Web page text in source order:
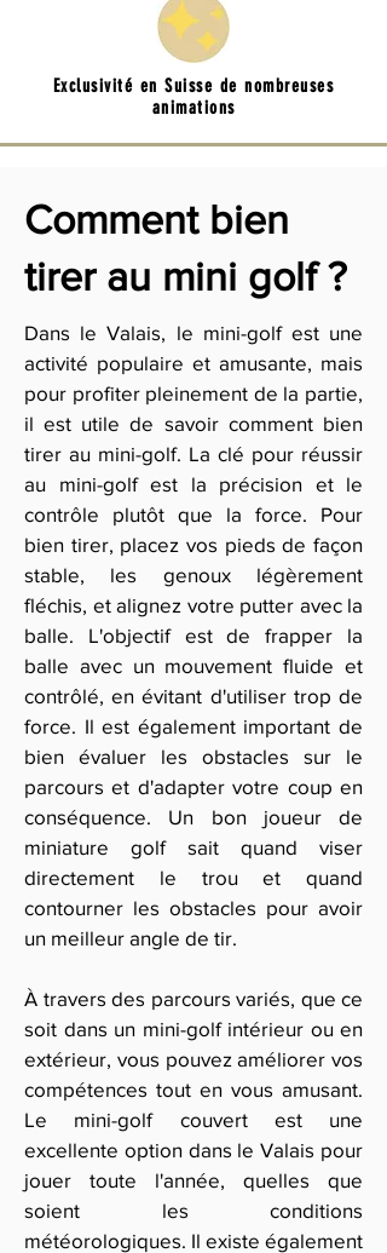
Exclusivité en Suisse de nombreuses
animations
Comment bien
tirer au mini golf ?
Dans le Valais, le mini-golf est une
activité populaire et amusante, mais
pour profiter pleinement de la partie,
il est utile de savoir comment bien
tirer au mini-golf. La clé pour réussir
au mini-golf est la précision et le
contrôle plutôt que la force. Pour
bien tirer, placez vos pieds de façon
stable, les genoux légèrement
fléchis, et alignez votre putter avec la
balle. L'objectif est de frapper la
balle avec un mouvement fluide et
contrôlé, en évitant d'utiliser trop de
force. Il est également important de
bien évaluer les obstacles sur le
parcours et d'adapter votre coup en
conséquence. Un bon joueur de
miniature golf sait quand viser
directement le trou et quand
contourner les obstacles pour avoir
un meilleur angle de tir.
À travers des parcours variés, que ce
soit dans un mini-golf intérieur ou en
extérieur, vous pouvez améliorer vos
compétences tout en vous amusant.
Le mini-golf couvert est une
excellente option dans le Valais pour
jouer toute l'année, quelles que
soient les conditions
météorologiques. Il existe également